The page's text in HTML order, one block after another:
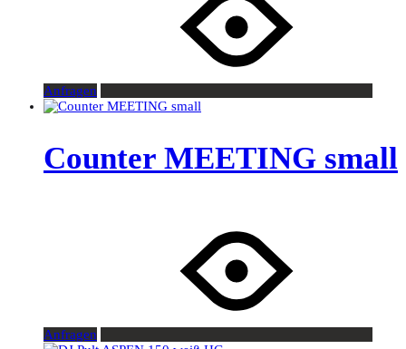
Anfragen
Counter MEETING small
Anfragen